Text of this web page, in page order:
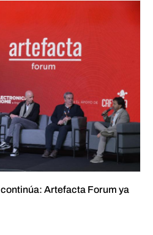
Artefacta Forum ya